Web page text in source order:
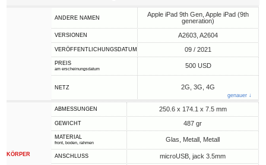
ANDERE NAMEN
Apple iPad 9th Gen, Apple iPad (9th
generation)
VERSIONEN A2603, A2604
VERÖFFENTLICHUNGSDATUM 09 / 2021
PREIS
am erscheinungsdatum 500 USD
NETZ 2G, 3G, 4G
genauer ↓
KÖRPER
ABMESSUNGEN 250.6 x 174.1 x 7.5 mm
GEWICHT 487 gr
MATERIAL
front, boden, rahmen Glas, Metall, Metall
ANSCHLUSS microUSB, jack 3.5mm